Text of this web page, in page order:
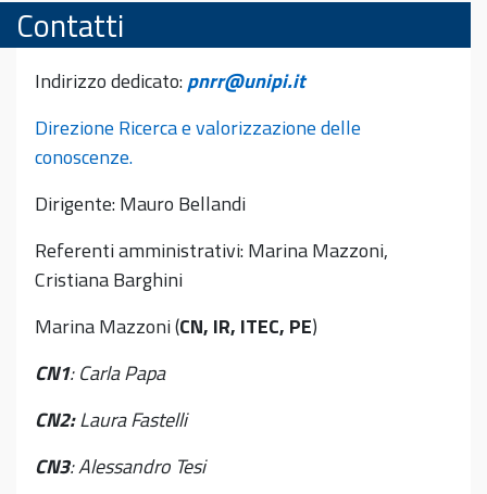
Contatti
Indirizzo dedicato:pnrr@unipi.it
Direzione Ricerca e valorizzazione delle
conoscenze.
Dirigente: Mauro Bellandi
Referenti amministrativi: Marina Mazzoni,
Cristiana Barghini
Marina Mazzoni (CN, IR, ITEC, PE)
CN1:Carla Papa
CN2:Laura Fastelli
CN3: Alessandro Tesi